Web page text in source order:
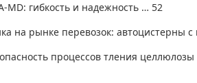
MD: гибкость и надежность … 52
на рынке перевозок: автоцистерны
процессов тления